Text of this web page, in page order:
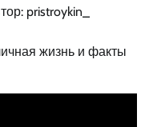
pristroykin_